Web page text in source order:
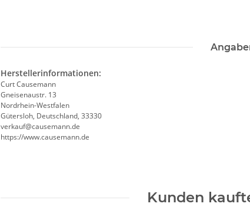
Herstellerinformationen:
Curt Causemann
Gneisenaustr. 13
Nordrhein-Westfalen
Gütersloh, Deutschland, 33330
verkauf@causemann.de
https://www.causemann.de
Kunden